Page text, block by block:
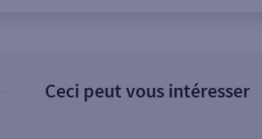
Ceci peut vous intéresser